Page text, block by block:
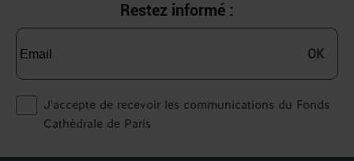
Restez informé :
J'accepte de recevoir les communications du Fonds
Cathédrale de Paris
OK